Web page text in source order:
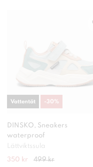
DINSKO, Sneakers
waterproof
Lättviktssula
350 kr 499 kr
Vattentät -30%